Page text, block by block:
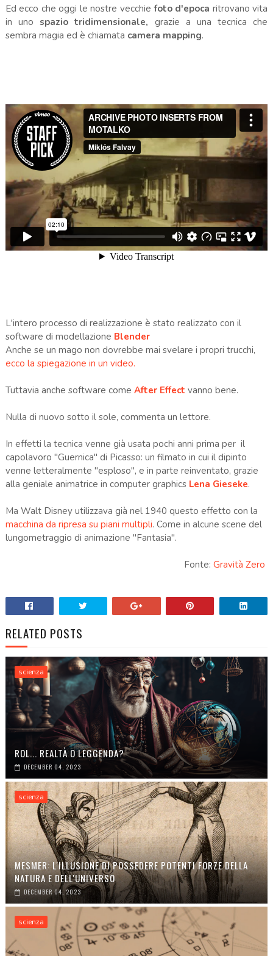
Ed ecco che oggi le nostre vecchiefoto d'epoca ritrovano vita
in unospazio tridimensionale, grazie a una tecnica che
sembra magia ed è chiamata camera mapping.
L'intero processo di realizzazione è stato realizzato con il
software di modellazione Blender
Anche se un mago non dovrebbe mai svelare i propri trucchi,
ecco la spiegazione in un video.
Tuttavia anche software come After Effect vanno bene.
Nulla di nuovo sotto il sole, commenta un lettore.
In effetti la tecnica venne già usata pochi anni prima per il
capolavoro "Guernica" di Picasso: un filmato in cui il dipinto
venne letteralmente "esploso", e in parte reinventato, grazie
alla geniale animatrice in computer graphics Lena Gieseke.
Ma Walt Disney utilizzava già nel 1940 questo effetto con la
macchina da ripresa su piani multipli. Come in alcune scene del
lungometraggio di animazione "Fantasia".
Fonte:Gravità Zero
RELATED POSTS
scienza
ROL... REALTÀ O LEGGENDA?
DECEMBER 04, 2023
scienza
MESMER: L'ILLUSIONE DI POSSEDERE POTENTI FORZE DELLA
NATURA E DELL'UNIVERSO
DECEMBER 04, 2023
scienza